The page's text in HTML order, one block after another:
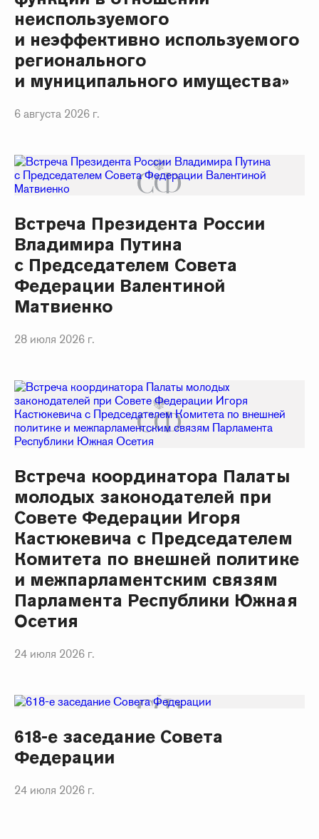
неиспользуемого
и неэффективно используемого
регионального
и муниципального имущества»
6 августа 2026 г.
Встреча Президента России
Владимира Путина
с Председателем Совета
Федерации Валентиной
Матвиенко
28 июля 2026 г.
Встреча координатора Палаты
молодых законодателей при
Совете Федерации Игоря
Кастюкевича с Председателем
Комитета по внешней политике
и межпарламентским связям
Парламента Республики Южная
Осетия
24 июля 2026 г.
618-е заседание Совета
Федерации
24 июля 2026 г.